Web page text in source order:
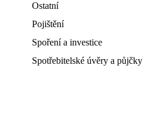
Ostatní
Pojištění
Spoření a investice
Spotřebitelské úvěry a půjčky